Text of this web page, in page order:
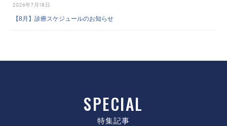
2026年7月18日
【8月】診療スケジュールのお知らせ
SPECIAL
特集記事